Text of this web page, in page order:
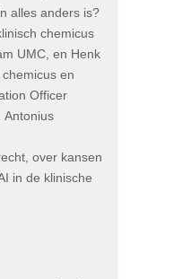
alles anders is?
chemicus
UMC, en Henk
en
Officer
Antonius
over kansen
in de klinische